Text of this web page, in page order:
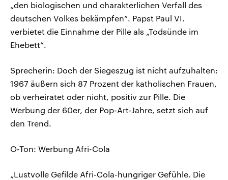
„den biologischen und charakterlichen Verfall des
deutschen Volkes bekämpfen“. Papst Paul VI.
verbietet die Einnahme der Pille als „Todsünde im
Ehebett“.
Sprecherin: Doch der Siegeszug ist nicht aufzuhalten:
1967 äußern sich 87 Prozent der katholischen Frauen,
ob verheiratet oder nicht, positiv zur Pille. Die
Werbung der 60er, der Pop-Art-Jahre, setzt sich auf
den Trend.
O-Ton: Werbung Afri-Cola
„Lustvolle Gefilde Afri-Cola-hungriger Gefühle. Die